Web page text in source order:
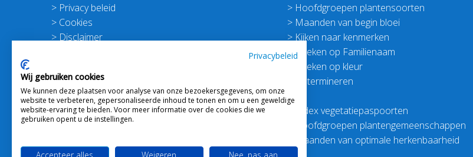
> Privacy beleid
> Cookies
> Disclaimer
>Schrijf je in voor de Nieuwsbrief
> Hoofdgroepen plantensoorten
> Maanden van begin bloei
> Kijken naar kenmerken
>Zoeken op Familienaam
Zoeken op kleur
Determineren
Index vegetatiepaspoorten
Hoofdgroepen plantengemeenschappen
Maanden van optimale herkenbaarheid
Privacybeleid
Wij gebruiken cookies
We kunnen deze plaatsen voor analyse van onze bezoekersgegevens, om onze
website te verbeteren, gepersonaliseerde inhoud te tonen en om u een geweldige
website-ervaring te bieden. Voor meer informatie over de cookies die we
gebruiken opent u de instellingen.